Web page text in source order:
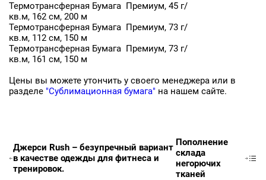
Термотрансферная Бумага Премиум, 45 г/
кв.м, 162 см, 200 м
Термотрансферная Бумага Премиум, 73 г/
кв.м, 112 см, 150 м
Термотрансферная Бумага Премиум, 73 г/
кв.м, 161 см, 150 м
Цены вы можете утончить у своего менеджера или в
разделе "Сублимационная бумага" на нашем сайте.
Джерси Rush – безупречный вариант
в качестве одежды для фитнеса и
тренировок.
Пополнение
склада
негорючих
тканей
Заявка на бесплатные образцы
ФИО
Ваш телефон